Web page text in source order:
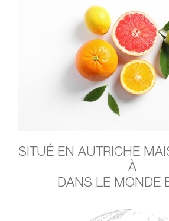
SITUÉ EN AUTRICHE
À
DANS LE MONDE